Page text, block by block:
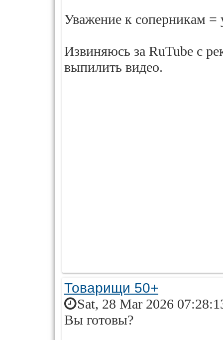
Уважение к соперникам =
Извиняюсь за RuTube с
выпилить видео.
Товарищи 50+
Sat, 28 Mar 2026
Вы готовы?